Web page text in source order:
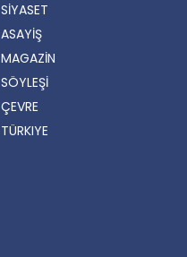
SİYASET
ASAYİŞ
MAGAZİN
SÖYLEŞİ
ÇEVRE
TÜRKIYE